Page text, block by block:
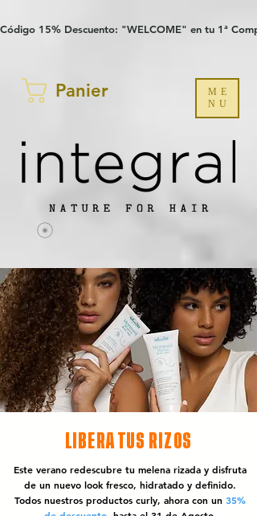
Código 15% Descuento: "WELCOME" en tu 1ª
Panier
ME
NU
LIBERA TUS RIZOS
Este verano redescubre tu melena rizada y disfruta
de un nuevo look fresco, hidratado y definido.
Todos nuestros productos curly, ahora con un 35%